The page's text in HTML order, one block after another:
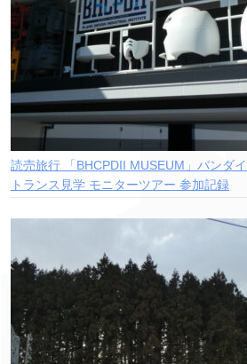
読売旅行 「BHCPDII MUSEUM」バンダ
トランス見学 モニターツアー 参加記録